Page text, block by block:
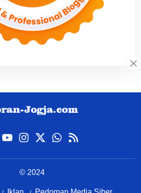
© 2024